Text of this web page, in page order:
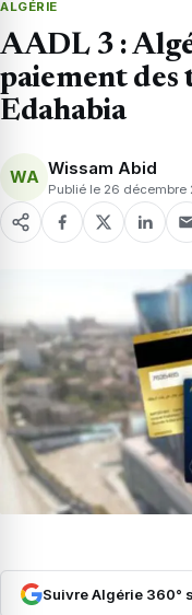
ALGÉRIE
AADL 3 :
paiement des
Edahabia
WA Wissam Abid
Publié le 26 décembre
Suivre Algérie 360°